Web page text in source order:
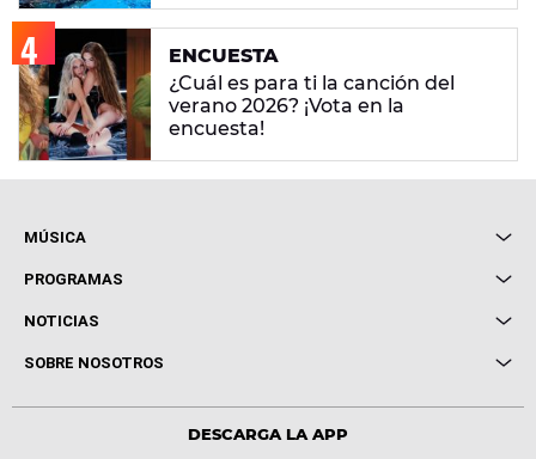
ENCUESTA
¿Cuál es para ti la canción del
verano 2026? ¡Vota en la
encuesta!
MÚSICA
Local de Ensayo Europa FM
Conciertos
PROGRAMAS
Cuerpos especiales
Locutores Europa FM
NOTICIAS
Cine y Televisión
Virales
SOBRE NOSOTROS
DESCARGA LA APP